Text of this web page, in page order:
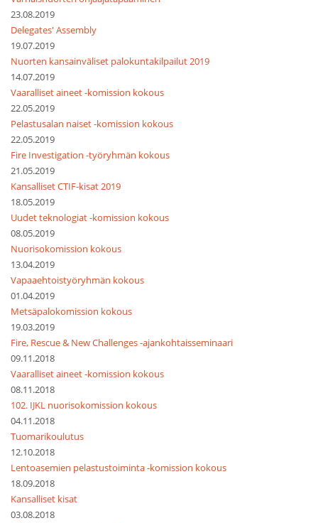
23.08.2019
Delegates' Assembly
19.07.2019
Nuorten kansainväliset palokuntakilpailut 2019
14.07.2019
Vaaralliset aineet -komission kokous
22.05.2019
Pelastusalan naiset -komission kokous
22.05.2019
Fire Investigation -työryhmän kokous
21.05.2019
Kansalliset CTIF-kisat 2019
18.05.2019
Uudet teknologiat -komission kokous
08.05.2019
Nuorisokomission kokous
13.04.2019
Vapaaehtoistyöryhmän kokous
01.04.2019
Metsäpalokomission kokous
19.03.2019
Fire, Rescue & New Challenges -ajankohtaisseminaari
09.11.2018
Vaaralliset aineet -komission kokous
08.11.2018
102. IJKL nuorisokomission kokous
04.11.2018
Tuomarikoulutus
12.10.2018
Lentoasemien pelastustoiminta -komission kokous
18.09.2018
Kansalliset kisat
03.08.2018